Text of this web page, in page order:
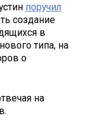
поручил
создание
в
типа, на
о
на